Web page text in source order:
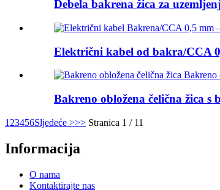
Debela bakrena žica za
Električni kabel od bakra/CCA
Bakreno obložena čelična žica s
1 23456Sljedeće >>> Stranica 1 / 11
Informacija
O nama
Kontaktirajte nas